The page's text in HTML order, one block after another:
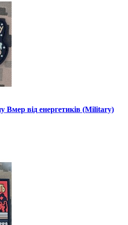
Вмер від енергетиків (Military)